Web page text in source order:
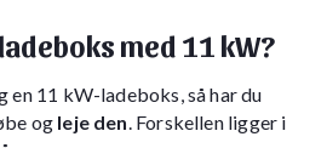
med 11 kW?
en 11 kW-ladeboks, så har du
og leje den . Forskellen ligger i